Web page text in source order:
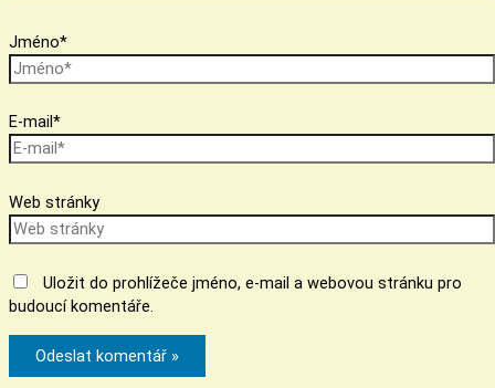
Jméno*
E-mail*
Web stránky
Uložit do prohlížeče jméno, e-mail a webovou stránku pro
budoucí komentáře.